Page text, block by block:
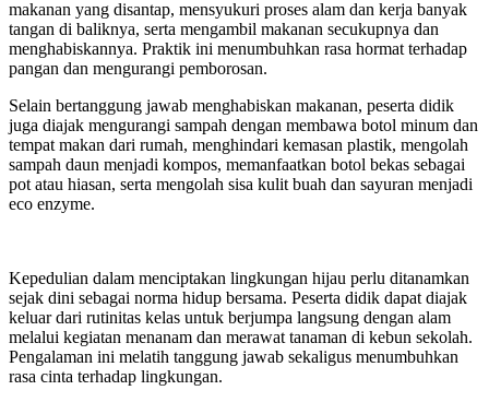
makanan yang disantap, mensyukuri proses alam dan kerja banyak
tangan di baliknya, serta mengambil makanan secukupnya dan
menghabiskannya. Praktik ini menumbuhkan rasa hormat terhadap
pangan dan mengurangi pemborosan.
Selain bertanggung jawab menghabiskan makanan, peserta didik
juga diajak mengurangi sampah dengan membawa botol minum dan
tempat makan dari rumah, menghindari kemasan plastik, mengolah
sampah daun menjadi kompos, memanfaatkan botol bekas sebagai
pot atau hiasan, serta mengolah sisa kulit buah dan sayuran menjadi
eco enzyme.
Kepedulian dalam menciptakan lingkungan hijau perlu ditanamkan
sejak dini sebagai norma hidup bersama. Peserta didik dapat diajak
keluar dari rutinitas kelas untuk berjumpa langsung dengan alam
melalui kegiatan menanam dan merawat tanaman di kebun sekolah.
Pengalaman ini melatih tanggung jawab sekaligus menumbuhkan
rasa cinta terhadap lingkungan.